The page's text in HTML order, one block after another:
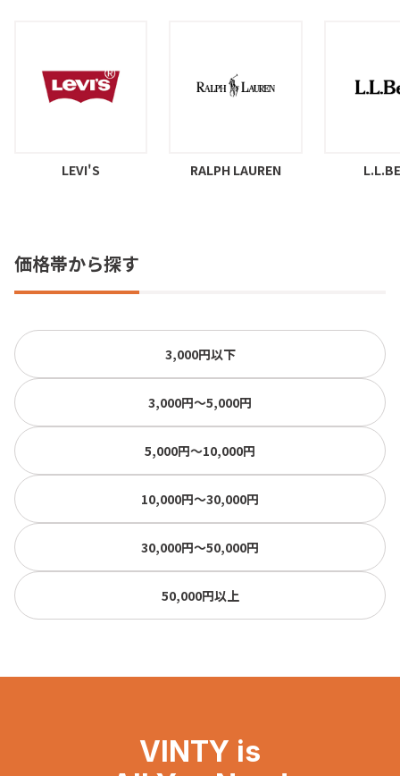
LEVI'S RALPH LAUREN
価格帯から探す
3,000円以下
3,000円〜5,000円
5,000円〜10,000円
10,000円〜30,000円
30,000円〜50,000円
50,000円以上
VINTY is